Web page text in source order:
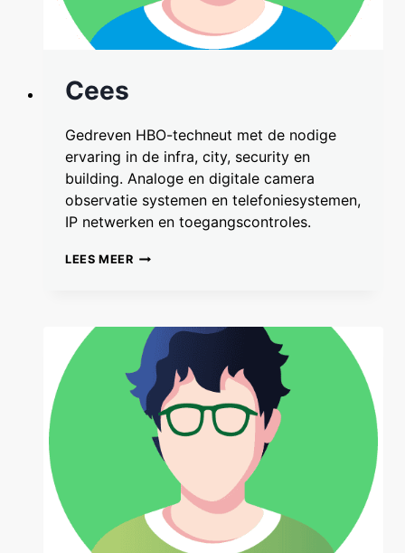
Cees
Gedreven HBO-techneut met de nodige
ervaring in de infra, city, security en
building. Analoge en digitale camera
observatie systemen en telefoniesystemen,
IP netwerken en toegangscontroles.
LEES MEERCEES